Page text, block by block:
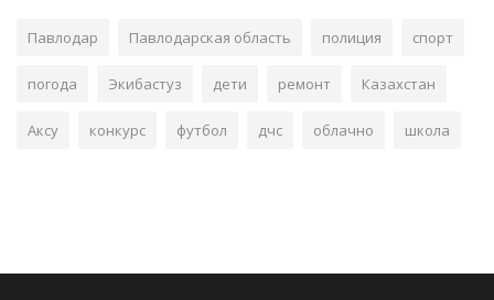
Павлодар Павлодарская область полиция спорт
погода Экибастуз дети ремонт Казахстан
Аксу конкурс футбол дчс облачно школа